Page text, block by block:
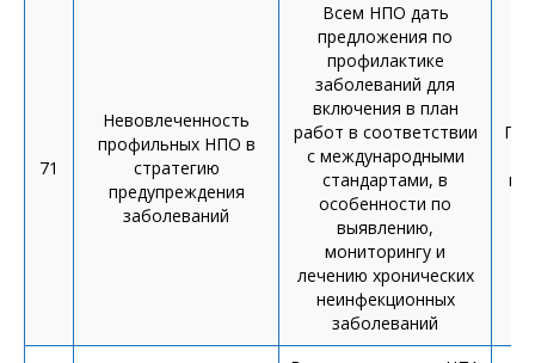
71
Невовлеченность
профильных НПО в
стратегию
предупреждения
заболеваний
Всем НПО дать
предложения по
профилактике
заболеваний для
включения в план
работ в соответствии
с международными
стандартами, в
особенности по
выявлению,
мониторингу и
лечению хронических
неинфекционных
заболеваний